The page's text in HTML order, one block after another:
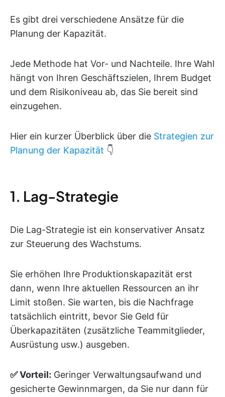
Es gibt drei verschiedene Ansätze für die
Planung der Kapazität.
Jede Methode hat Vor- und Nachteile. Ihre Wahl
hängt von Ihren Geschäftszielen, Ihrem Budget
und dem Risikoniveau ab, das Sie bereit sind
einzugehen.
Hier ein kurzer Überblick über die Strategien zur
Planung der Kapazität 👇
1. Lag-Strategie
Die Lag-Strategie ist ein konservativer Ansatz
zur Steuerung des Wachstums.
Sie erhöhen Ihre Produktionskapazität erst
dann, wenn Ihre aktuellen Ressourcen an ihr
Limit stoßen. Sie warten, bis die Nachfrage
tatsächlich eintritt, bevor Sie Geld für
Überkapazitäten (zusätzliche Teammitglieder,
Ausrüstung usw.) ausgeben.
✅ Vorteil: Geringer Verwaltungsaufwand und
gesicherte Gewinnmargen, da Sie nur dann für